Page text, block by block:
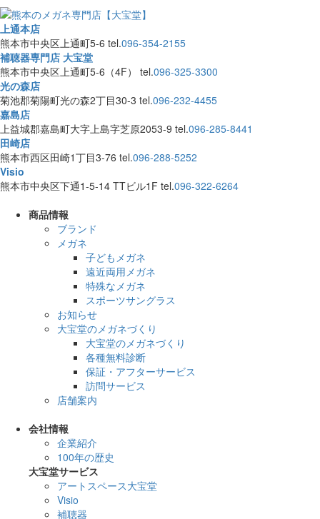
上通本店
熊本市中央区上通町5-6 tel.096-354-2155
補聴器専門店 大宝堂
熊本市中央区上通町5-6（4F） tel.096-325-3300
光の森店
菊池郡菊陽町光の森2丁目30-3 tel.096-232-4455
嘉島店
上益城郡嘉島町大字上島字芝原2053-9 tel.096-285-8441
田崎店
熊本市西区田崎1丁目3-76 tel.096-288-5252
Visio
熊本市中央区下通1-5-14 TTビル1F tel.096-322-6264
商品情報
ブランド
メガネ
子どもメガネ
遠近両用メガネ
特殊なメガネ
スポーツサングラス
お知らせ
大宝堂のメガネづくり
大宝堂のメガネづくり
各種無料診断
保証・アフターサービス
訪問サービス
店舗案内
会社情報
企業紹介
100年の歴史
大宝堂サービス
アートスペース大宝堂
Visio
補聴器